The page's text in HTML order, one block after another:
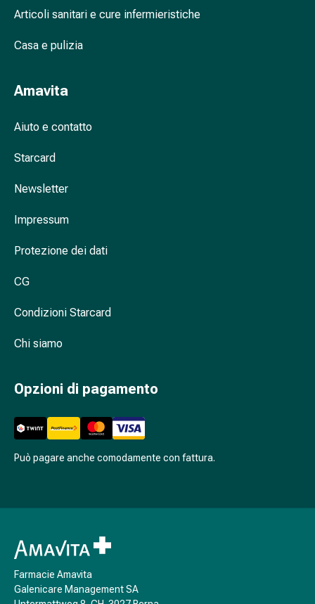
Pinzette
su
medica
intimi
vaginale
Salute
Vitamine
Vitamine
minerali
Fortificanti
Salute
dentale
della
carie
Bocca
secca
prima della disinfezione delle mani?
Articoli sanitari e cure infermieristiche
Casa e pulizia
Amavita
Aiuto e contatto
Starcard
Newsletter
Impressum
Protezione dei dati
CG
Condizioni Starcard
Chi siamo
Opzioni di pagamento
Può pagare anche comodamente con fattura.
Farmacie Amavita
Galenicare Management SA